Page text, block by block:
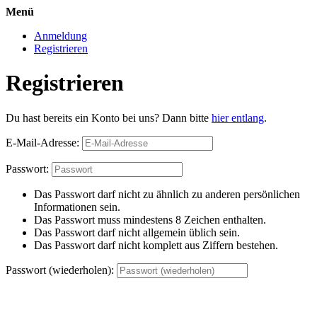
Menü
Anmeldung
Registrieren
Registrieren
Du hast bereits ein Konto bei uns? Dann bitte hier entlang.
E-Mail-Adresse:
Passwort:
Das Passwort darf nicht zu ähnlich zu anderen persönlichen
Informationen sein.
Das Passwort muss mindestens 8 Zeichen enthalten.
Das Passwort darf nicht allgemein üblich sein.
Das Passwort darf nicht komplett aus Ziffern bestehen.
Passwort (wiederholen):